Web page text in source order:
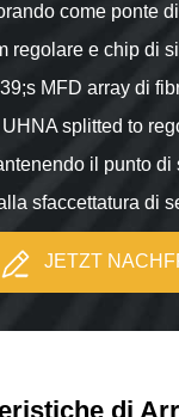
come ponte
regolare e chip di
MFD array di
splitted to
il punto
sfaccettatura di
JETZT
di